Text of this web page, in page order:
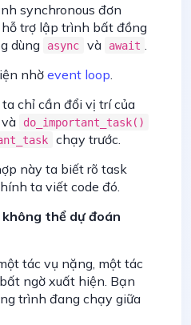
synchronous đơn
hỗ trợ lập trình bất đồng
dùng
async và await
nhờ event loop
chỉ cần đổi vị trí của
và do_important_task()
chạy trước.
này ta biết rõ task
ta viết code đó.
không thể dự đoán
tác vụ nặng, một tác
ngờ xuất hiện. Bạn
trình đang chạy giữa